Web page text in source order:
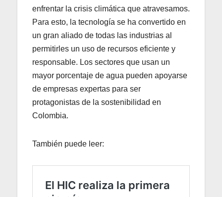
enfrentar la crisis climática que atravesamos.
Para esto, la tecnología se ha convertido en
un gran aliado de todas las industrias al
permitirles un uso de recursos eficiente y
responsable. Los sectores que usan un
mayor porcentaje de agua pueden apoyarse
de empresas expertas para ser
protagonistas de la sostenibilidad en
Colombia.
También puede leer: